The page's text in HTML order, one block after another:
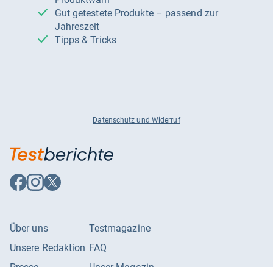
Gut getestete Produkte – passend zur
Jahreszeit
Tipps & Tricks
Datenschutz und Widerruf
Auf
Facebook
Auf
Instagram
Auf
X
Über uns
Unsere Redaktion
Testmagazine
FAQ